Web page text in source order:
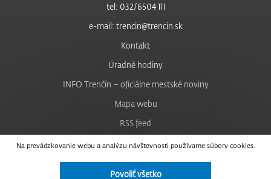
Na prevádzkovanie webu a analýzu návštevnosti používame súbory cookies.
Povoliť všetko
tel: 032/6504 111
e-mail: trencin@trencin.sk
Kontakt
Úradné hodiny
INFO Trenčín – oficiálne mestské noviny
Mapa webu
RSS feed
Nastavenie cookies
Facebook